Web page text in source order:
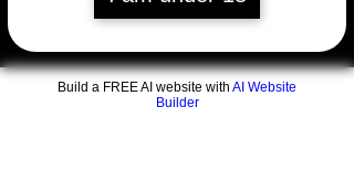
Build a FREE AI website with AI Website
Builder